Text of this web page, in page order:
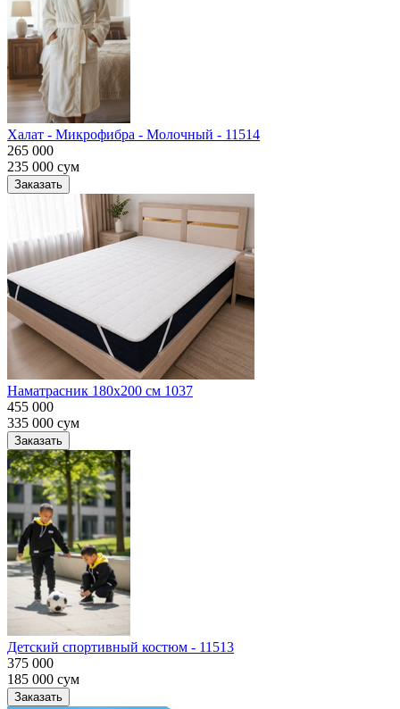
Халат - Микрофибра - Молочный - 11514
265 000
235 000 сум
Заказать
Наматрасник 180х200 см 1037
455 000
335 000 сум
Заказать
Детский спортивный костюм - 11513
375 000
185 000 сум
Заказать